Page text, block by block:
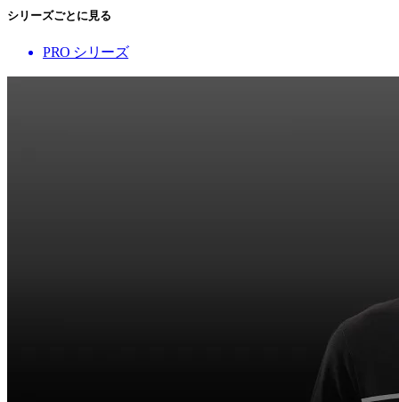
シリーズごとに見る
PRO シリーズ